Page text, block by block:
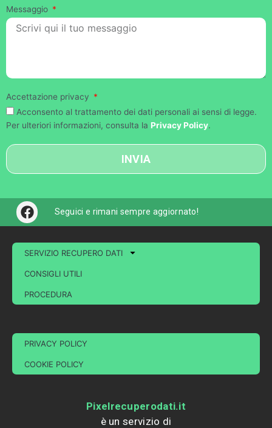
Messaggio
Accettazione privacy
Acconsento al trattamento dei dati personali ai sensi di legge.
Per ulteriori informazioni, consulta la Privacy Policy.
INVIA
F
a
e
b
o
o
k
Seguici e rimani sempre aggiornato!
SERVIZIO RECUPERO DATI
CONSIGLI UTILI
PROCEDURA
PRIVACY POLICY
COOKIE POLICY
Pixelrecuperodati.it
è un servizio di